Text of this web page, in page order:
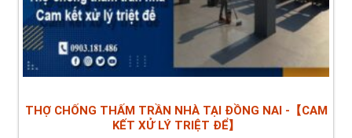
THỢ CHỐNG THẤM TRẦN NHÀ TẠI ĐỒNG NAI -【CAM
KẾT XỬ LÝ TRIỆT ĐỂ】